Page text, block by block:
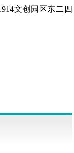
文创园区东二四